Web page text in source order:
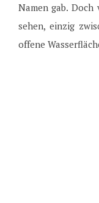
Namen gab.
sehen, einzig
offene